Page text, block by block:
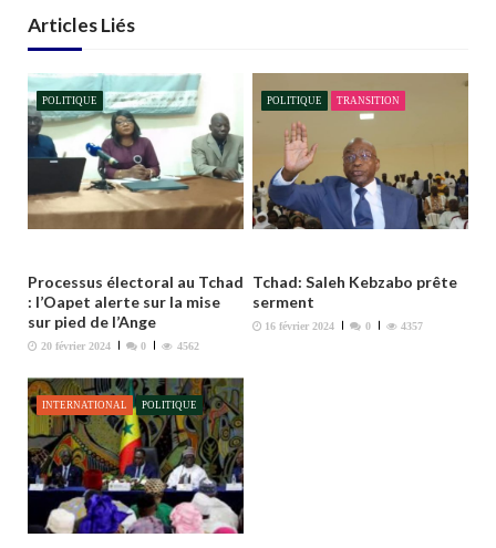
t
i
o
n
d
e
l
’
r
t
i
l
e
Articles Liés
POLITIQUE
Processus électoral au Tchad
: l’Oapet alerte sur la mise
sur pied de l’Ange
20 février 2024 0 4562
POLITIQUE TRANSITION
Tchad: Saleh Kebzabo prête
serment
16 février 2024 0 4357
INTERNATIONAL POLITIQUE